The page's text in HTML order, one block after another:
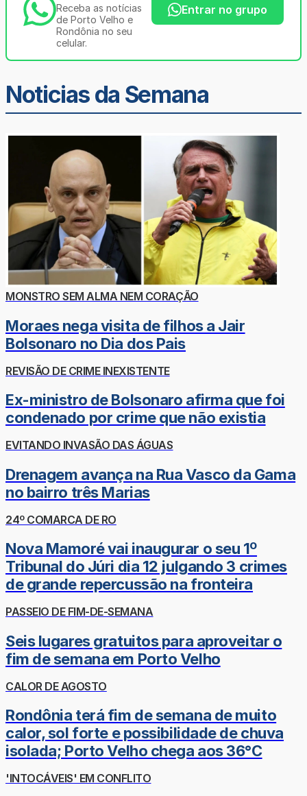
Receba as notícias
de Porto Velho e
Rondônia no seu
celular.
Entrar no grupo
Noticias da Semana
MONSTRO SEM ALMA NEM CORAÇÃO
Moraes nega visita de filhos a Jair
Bolsonaro no Dia dos Pais
REVISÃO DE CRIME INEXISTENTE
Ex-ministro de Bolsonaro afirma que foi
condenado por crime que não existia
EVITANDO INVASÃO DAS ÁGUAS
Drenagem avança na Rua Vasco da Gama
no bairro três Marias
24º COMARCA DE RO
Nova Mamoré vai inaugurar o seu 1º
Tribunal do Júri dia 12 julgando 3 crimes
de grande repercussão na fronteira
PASSEIO DE FIM-DE-SEMANA
Seis lugares gratuitos para aproveitar o
fim de semana em Porto Velho
CALOR DE AGOSTO
Rondônia terá fim de semana de muito
calor, sol forte e possibilidade de chuva
isolada; Porto Velho chega aos 36°C
'INTOCÁVEIS' EM CONFLITO